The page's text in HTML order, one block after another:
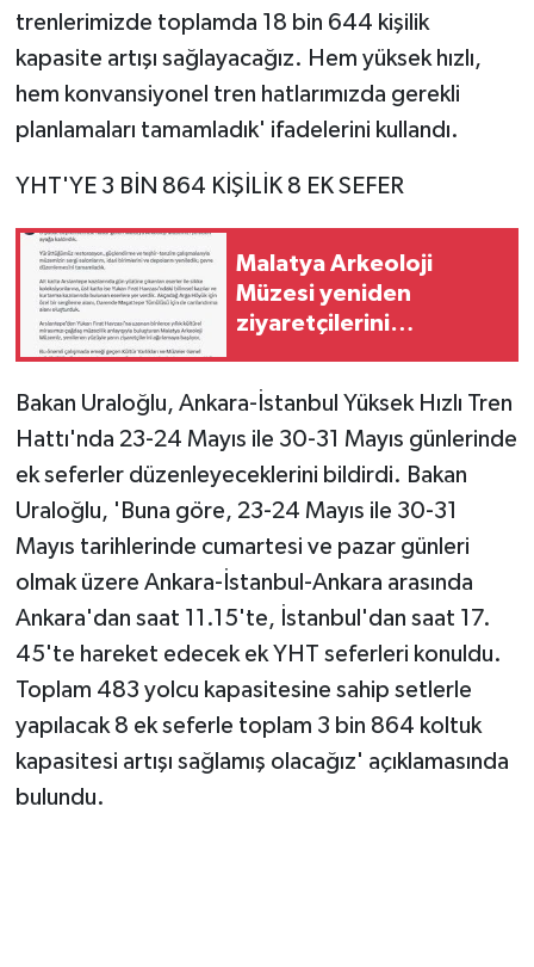
trenlerimizde toplamda 18 bin 644 kişilik
kapasite artışı sağlayacağız. Hem yüksek hızlı,
hem konvansiyonel tren hatlarımızda gerekli
planlamaları tamamladık' ifadelerini kullandı.
YHT'YE 3 BİN 864 KİŞİLİK 8 EK SEFER
Malatya Arkeoloji
Müzesi yeniden
ziyaretçilerini
Bakan Uraloğlu, Ankara-İstanbul Yüksek Hızlı Tren
Hattı'nda 23-24 Mayıs ile 30-31 Mayıs günlerinde
ek seferler düzenleyeceklerini bildirdi. Bakan
Uraloğlu, 'Buna göre, 23-24 Mayıs ile 30-31
Mayıs tarihlerinde cumartesi ve pazar günleri
olmak üzere Ankara-İstanbul-Ankara arasında
Ankara'dan saat 11.15'te, İstanbul'dan saat 17.
45'te hareket edecek ek YHT seferleri konuldu.
Toplam 483 yolcu kapasitesine sahip setlerle
yapılacak 8 ek seferle toplam 3 bin 864 koltuk
kapasitesi artışı sağlamış olacağız' açıklamasında
bulundu.
Spor
Vasıta